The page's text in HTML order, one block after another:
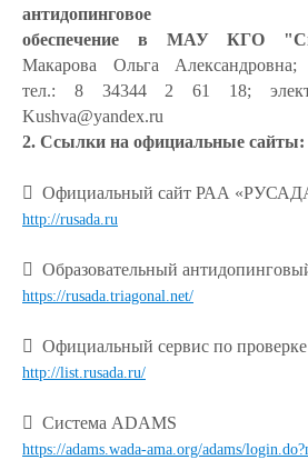
антидопинговое
обеспечение в МАУ КГО
Макарова Ольга Александровна;
тел.: 8 34344 2 61 18;
Kushva@yandex.ru
2. Ссылки на официальные сайты:
 Официальный сайт РАА
http://rusada.ru
 Образовательный
https://rusada.triagonal.net/
 Официальный сервис по проверке
http://list.rusada.ru/
 Система ADAMS
https://adams.wada-ama.org/adams/